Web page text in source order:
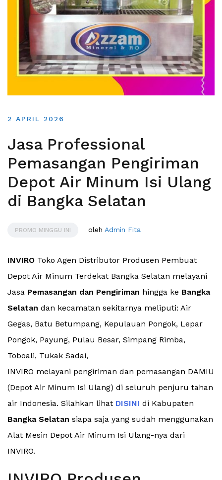
2 APRIL 2026
Jasa Professional
Pemasangan Pengiriman
Depot Air Minum Isi Ulang
di Bangka Selatan
PROMO MINGGU INI oleh Admin Fita
INVIRO Toko Agen Distributor Produsen Pembuat
Depot Air Minum Terdekat Bangka Selatan melayani
Jasa Pemasangan dan Pengiriman hingga ke Bangka
Selatan dan kecamatan sekitarnya meliputi: Air
Gegas, Batu Betumpang, Kepulauan Pongok, Lepar
Pongok, Payung, Pulau Besar, Simpang Rimba,
Toboali, Tukak Sadai,
INVIRO melayani pengiriman dan pemasangan DAMIU
(Depot Air Minum Isi Ulang) di seluruh penjuru tahan
air Indonesia. Silahkan lihat DISINI di Kabupaten
Bangka Selatan siapa saja yang sudah menggunakan
Alat Mesin Depot Air Minum Isi Ulang-nya dari
INVIRO.